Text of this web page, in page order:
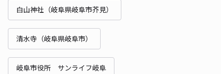
白山神社（岐阜県岐阜市芥見）
清水寺（岐阜県岐阜市）
岐阜市役所 サンライフ岐阜